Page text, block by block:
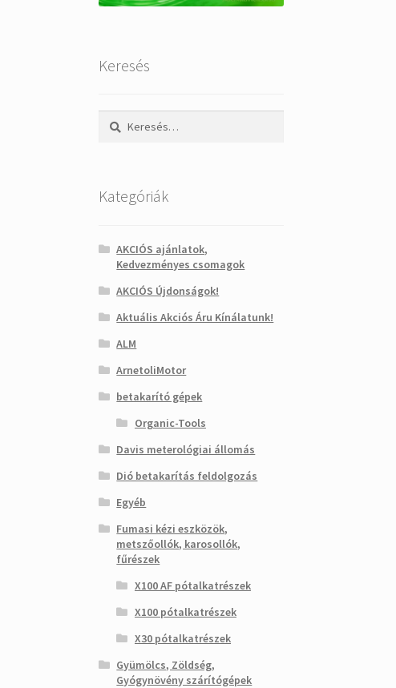
Keresés
Keresés:
Kategóriák
AKCIÓS ajánlatok,
Kedvezményes csomagok
AKCIÓS Újdonságok!
Aktuális Akciós Áru Kínálatunk!
ALM
ArnetoliMotor
betakarító gépek
Organic-Tools
Davis meterológiai állomás
Dió betakarítás feldolgozás
Egyéb
Fumasi kézi eszközök,
metszőollók, karosollók,
fűrészek
X100 AF pótalkatrészek
X100 pótalkatrészek
X30 pótalkatrészek
Gyümölcs, Zöldség,
Gyógynövény szárítógépek